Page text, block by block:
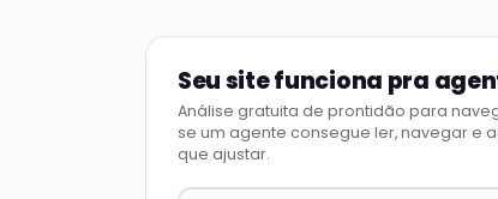
Seu site funciona pra
Análise gratuita de prontidão para
se um agente consegue ler, navegar e
que ajustar.